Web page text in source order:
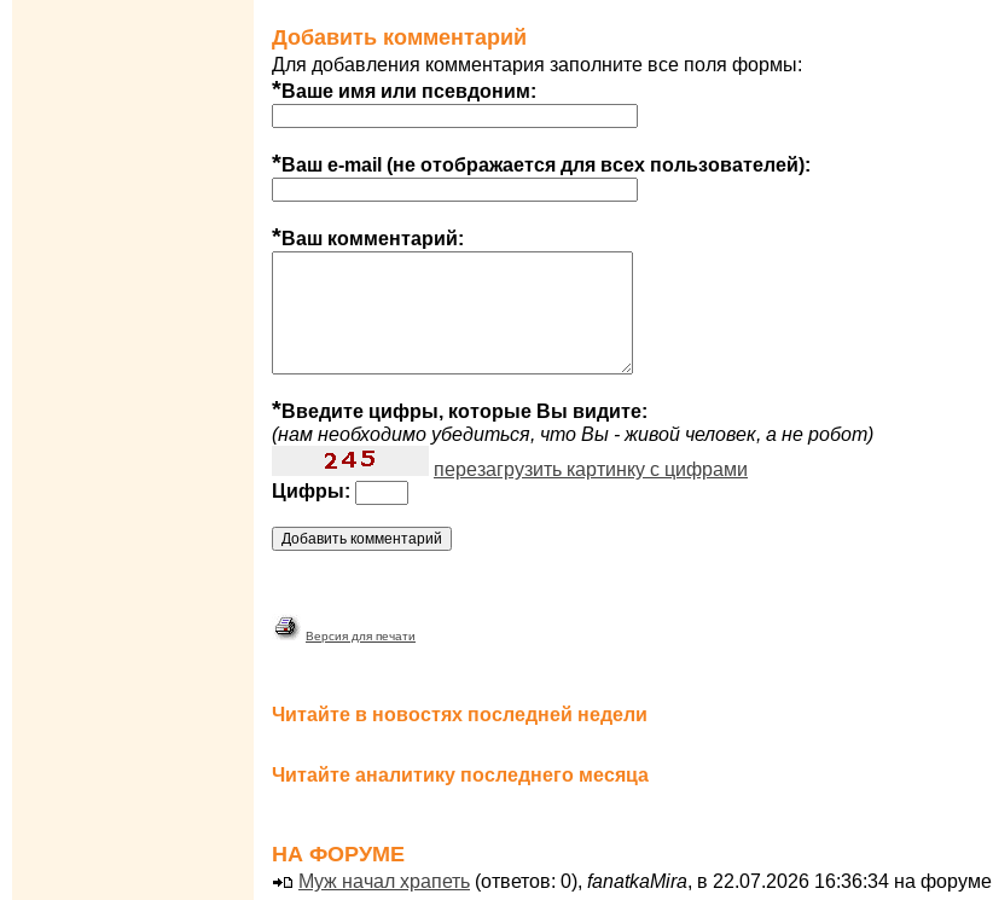
Добавить комментарий
Для добавления комментария заполните все поля формы:
*Ваше имя или псевдоним:
*Ваш e-mail (не отображается для всех пользователей):
*Ваш комментарий:
*Введите цифры, которые Вы видите:
(нам необходимо убедиться, что Вы - живой человек, а не робот)
перезагрузить картинку с цифрами
Цифры:
Версия для печати
Читайте в новостях последней недели
Читайте аналитику последнего месяца
НА ФОРУМЕ
Муж начал храпеть (ответов: 0), fanatkaMira, в 22.07.2026 16:36:34 на форуме